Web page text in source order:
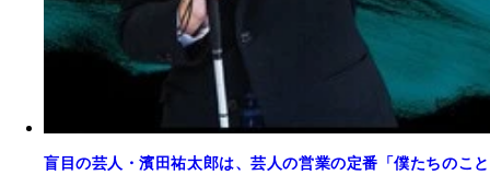
盲目の芸人・濱田祐太郎は、芸人の営業の定番「僕たちのこと